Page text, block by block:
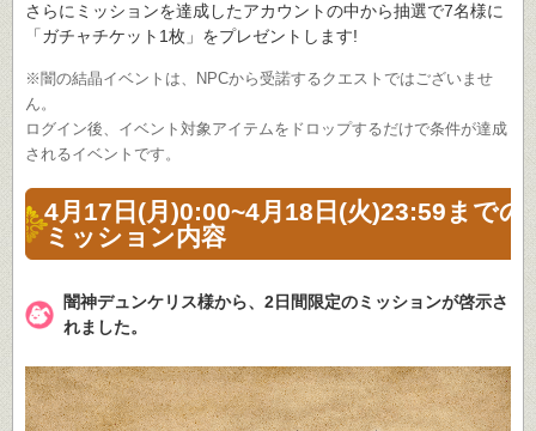
さらにミッションを達成したアカウントの中から抽選で7名様に
「ガチャチケット1枚」をプレゼントします!
※闇の結晶イベントは、NPCから受諾するクエストではございませ
ん。
ログイン後、イベント対象アイテムをドロップするだけで条件が達成
されるイベントです。
4月17日(月)0:00~4月18日(火)23:59までの
ミッション内容
闇神デュンケリス様から、2日間限定のミッションが啓示さ
れました。